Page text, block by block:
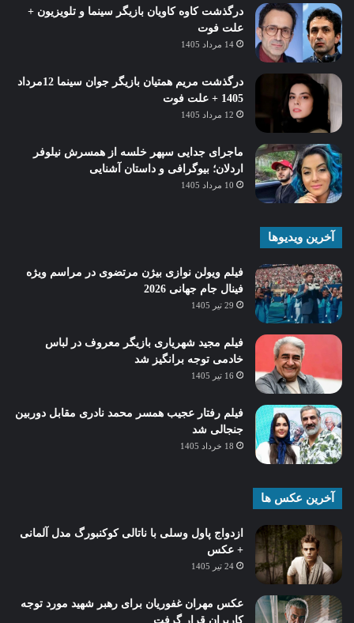
درگذشت کاوه کاویان بازیگر سینما و تلویزیون +
علت فوت
14 مرداد 1405
درگذشت مریم همتیان بازیگر جوان سینما 12مرداد
1405 + علت فوت
12 مرداد 1405
ماجرای جدایی سپهر خلسه از همسرش نیلوفر
اردلان؛ بیوگرافی و داستان آشنایی
10 مرداد 1405
آخرین ویدیوها
فیلم ویولن نوازی بیژن مرتضوی در مراسم ویژه
فینال جام جهانی 2026
29 تیر 1405
فیلم مجید شهریاری بازیگر معروف در لباس
خادمی توجه برانگیز شد
16 تیر 1405
فیلم رفتار عجیب همسر محمد نادری مقابل دوربین
جنجالی شد
18 خرداد 1405
آخرین عکس ها
ازدواج پاول وسلی با ناتالی کوکنبورگ مدل آلمانی
+ عکس
24 تیر 1405
عکس مهران غفوریان برای رهبر شهید مورد توجه
کاربران قرار گرفت